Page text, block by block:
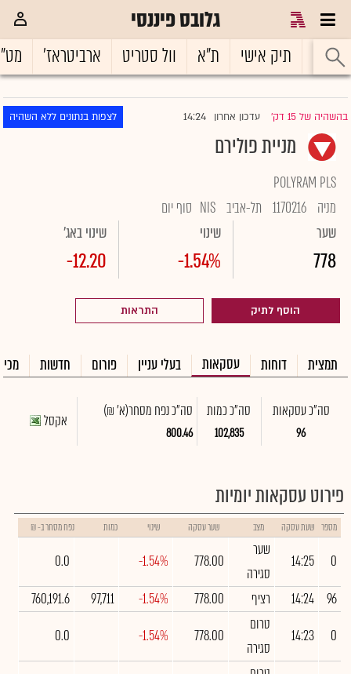
גלובס פיננסי
ראשי תיק אישי ת"א וול סטריט ארביטראז'
בהשהיה של 15 דק' |עדכון אחרון 14:24 לצפות בנתונים ללא השהיה
מניית פולירם
POLYRAM PLS
מניה 1170216 תל-אביב NIS סוף יום
שער
778
שינוי
-1.54%
שינוי באג'
-12.20
הוסף לתיק התראות
תמצית דוחות עסקאות בעלי עניין פורום חדשות
סה"כ עסקאות
96
סה"כ כמות
102,835
סה"כ נפח מסחר(א' ₪)
800.46
אקסל
פירוט עסקאות יומיות
מספר שעת עסקה מצב שער עסקה שינוי כמות נפח מסחר ב- ₪
0
14:25
שער
סגירה
778.00
-1.54%
0.0
96
14:24 רציף 778.00
-1.54%
97,711
760,191.6
0
14:23
טרום
סגירה
778.00
-1.54%
0.0